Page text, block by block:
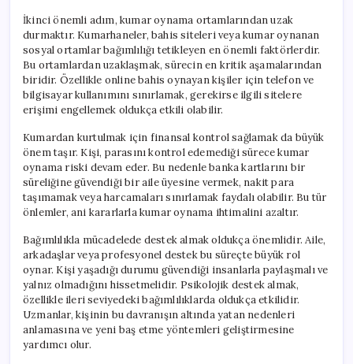
İkinci önemli adım, kumar oynama ortamlarından uzak
durmaktır. Kumarhaneler, bahis siteleri veya kumar oynanan
sosyal ortamlar bağımlılığı tetikleyen en önemli faktörlerdir.
Bu ortamlardan uzaklaşmak, sürecin en kritik aşamalarından
biridir. Özellikle online bahis oynayan kişiler için telefon ve
bilgisayar kullanımını sınırlamak, gerekirse ilgili sitelere
erişimi engellemek oldukça etkili olabilir.
Kumardan kurtulmak için finansal kontrol sağlamak da büyük
önem taşır. Kişi, parasını kontrol edemediği sürece kumar
oynama riski devam eder. Bu nedenle banka kartlarını bir
süreliğine güvendiği bir aile üyesine vermek, nakit para
taşımamak veya harcamaları sınırlamak faydalı olabilir. Bu tür
önlemler, ani kararlarla kumar oynama ihtimalini azaltır.
Bağımlılıkla mücadelede destek almak oldukça önemlidir. Aile,
arkadaşlar veya profesyonel destek bu süreçte büyük rol
oynar. Kişi yaşadığı durumu güvendiği insanlarla paylaşmalı ve
yalnız olmadığını hissetmelidir. Psikolojik destek almak,
özellikle ileri seviyedeki bağımlılıklarda oldukça etkilidir.
Uzmanlar, kişinin bu davranışın altında yatan nedenleri
anlamasına ve yeni baş etme yöntemleri geliştirmesine
yardımcı olur.